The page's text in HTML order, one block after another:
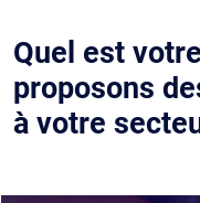
Quel est
proposons
à votre